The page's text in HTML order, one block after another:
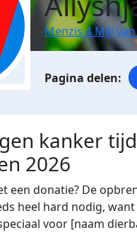
Menzis 4 Mijl
kanker
2026
een donatie? De
heel hard nodig,
voor [naam